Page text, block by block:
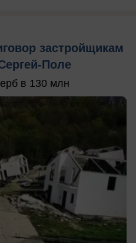
застройщикам
Поле
в 130 млн